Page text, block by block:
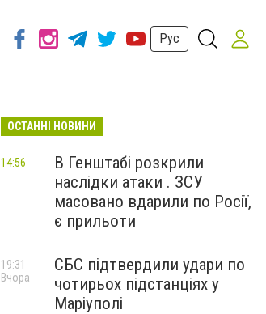
Рус
ОСТАННІ НОВИНИ
В Генштабі розкрили
наслідки атаки . ЗСУ
масовано вдарили по Росії,
є прильоти
14:56
СБС підтвердили удари по
чотирьох підстанціях у
Маріуполі
19:31
Вчора